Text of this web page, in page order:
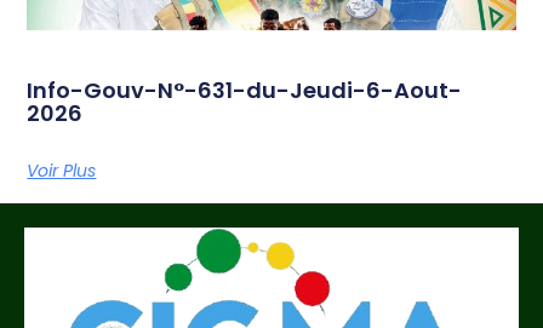
Info-Gouv-N°-631-du-Jeudi-6-Aout-
2026
Voir Plus